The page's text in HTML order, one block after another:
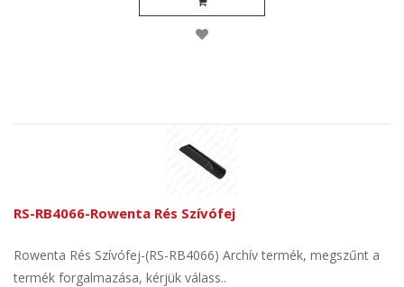
RS-RB4066-Rowenta Rés Szívófej
Rowenta Rés Szívófej-(RS-RB4066) Archív termék, megszűnt a
termék forgalmazása, kérjük válass..